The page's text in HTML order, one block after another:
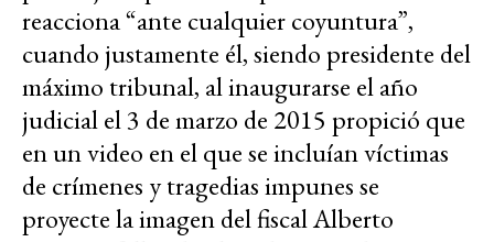
reacciona “ante cualquier coyuntura”,
cuando justamente él, siendo presidente del
máximo tribunal, al inaugurarse el año
judicial el 3 de marzo de 2015 propició que
en un video en el que se incluían víctimas
de crímenes y tragedias impunes se
proyecte la imagen del fiscal Alberto